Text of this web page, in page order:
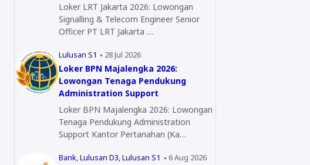
Loker LRT Jakarta 2026: Lowongan
Signalling & Telecom Engineer Senior
Officer PT LRT Jakarta …
Lulusan S1 28 Jul 2026
Loker BPN Majalengka 2026:
Lowongan Tenaga Pendukung
Administration Support
Loker BPN Majalengka 2026: Lowongan
Tenaga Pendukung Administration
Support Kantor Pertanahan (Ka…
Bank Lulusan D3 Lulusan S1 6 Aug 2026